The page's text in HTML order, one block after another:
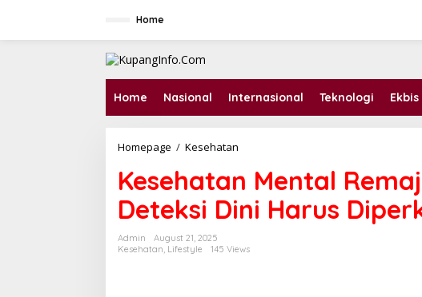
Home
Home Nasional Internasional Teknologi Ekbis
Homepage / Kesehatan
s
e
h
a
a
Kesehatan Mental
Deteksi Dini Harus
Admin
August 21, 2025
Kesehatan, Lifestyle 145 Views